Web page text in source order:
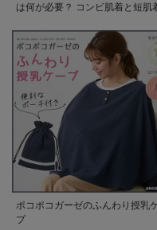
は何が必要？ コンビ肌着と短肌
ポコポコガーゼのふんわり授乳
プ